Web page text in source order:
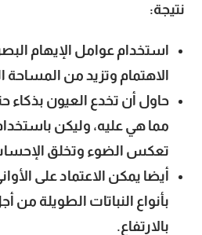
نتيجة:
استخدام عوامل الإيهام
الاهتمام وتزيد من المساحة
حاول أن تخدع العيون بذكاء
مما هي عليه، وليكن باستخدام
تعكس الضوء وتخلق
أيضا يمكن الاعتماد على
بأنواع النباتات الطويلة
بالارتفاع.